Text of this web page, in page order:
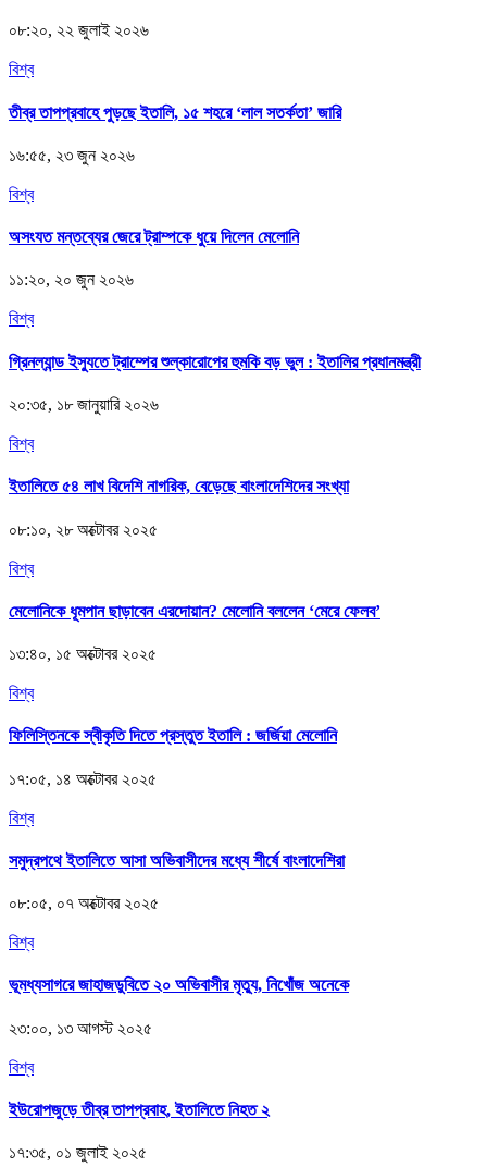
০৮:২০, ২২ জুলাই ২০২৬
বিশ্ব
তীব্র তাপপ্রবাহে পুড়ছে ইতালি, ১৫ শহরে ‘লাল সতর্কতা’ জারি
১৬:৫৫, ২৩ জুন ২০২৬
বিশ্ব
অসংযত মন্তব্যের জেরে ট্রাম্পকে ধুয়ে দিলেন মেলোনি
১১:২০, ২০ জুন ২০২৬
বিশ্ব
গ্রিনল্যান্ড ইস্যুতে ট্রাম্পের শুল্কারোপের হুমকি বড় ভুল : ইতালির প্রধানমন্ত্রী
২০:৩৫, ১৮ জানুয়ারি ২০২৬
বিশ্ব
ইতালিতে ৫৪ লাখ বিদেশি নাগরিক, বেড়েছে বাংলাদেশিদের সংখ্যা
০৮:১০, ২৮ অক্টোবর ২০২৫
বিশ্ব
মেলোনিকে ধূমপান ছাড়াবেন এরদোয়ান? মেলোনি বললেন ‘মেরে ফেলব’
১৩:৪০, ১৫ অক্টোবর ২০২৫
বিশ্ব
ফিলিস্তিনকে স্বীকৃতি দিতে প্রস্তুত ইতালি : জর্জিয়া মেলোনি
১৭:০৫, ১৪ অক্টোবর ২০২৫
বিশ্ব
সমুদ্রপথে ইতালিতে আসা অভিবাসীদের মধ্যে শীর্ষে বাংলাদেশিরা
০৮:০৫, ০৭ অক্টোবর ২০২৫
বিশ্ব
ভূমধ্যসাগরে জাহাজডুবিতে ২০ অভিবাসীর মৃত্যু, নিখোঁজ অনেকে
২৩:০০, ১৩ আগস্ট ২০২৫
বিশ্ব
ইউরোপজুড়ে তীব্র তাপপ্রবাহ, ইতালিতে নিহত ২
১৭:৩৫, ০১ জুলাই ২০২৫